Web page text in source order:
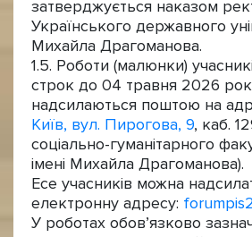
затверджується наказом
Українського державного
Михайла Драгоманова.
1.5. Роботи (малюнки)
строк до 04 травня 2026
надсилаються поштою на
Київ, вул. Пирогова, 9, каб.
соціально-гуманітарного
імені Михайла Драгоманова).
Есе учасників можна
електронну адресу:
У роботах обов’язково